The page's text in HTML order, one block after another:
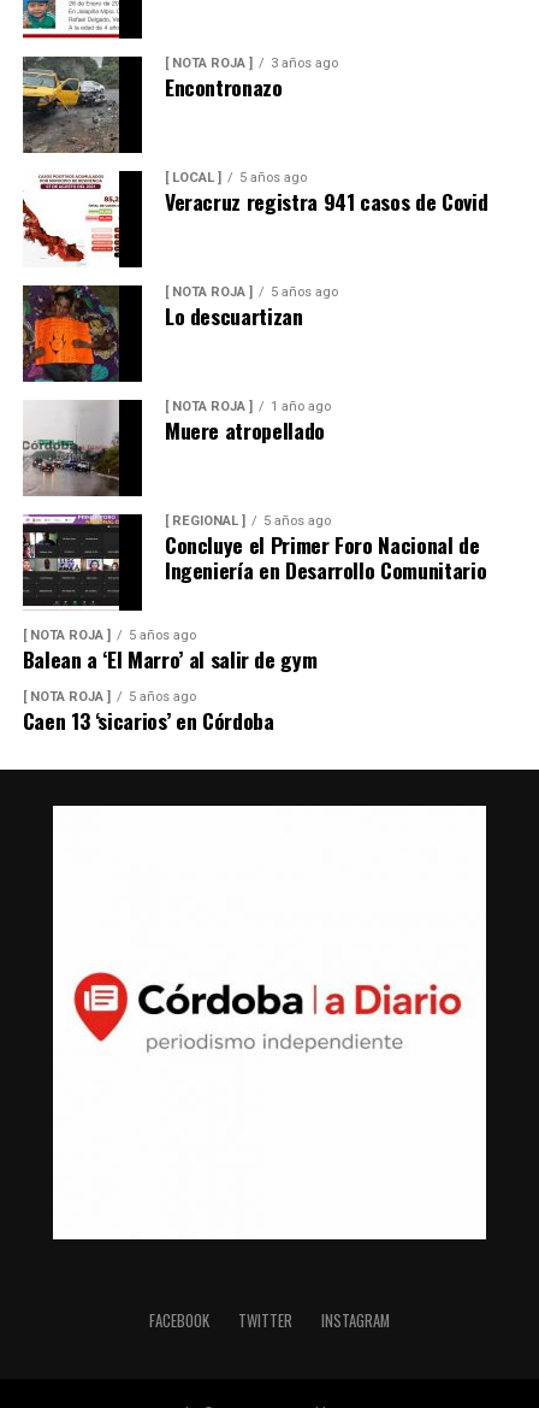
[ NOTA ROJA ] 3 años ago
Encontronazo
[ LOCAL ] 5 años ago
Veracruz registra 941 casos de Covid
[ NOTA ROJA ] 5 años ago
Lo descuartizan
[ NOTA ROJA ] 1 año ago
Muere atropellado
[ REGIONAL ] 5 años ago
Concluye el Primer Foro Nacional de
Ingeniería en Desarrollo Comunitario
[ NOTA ROJA ] 5 años ago
Balean a ‘El Marro’ al salir de gym
[ NOTA ROJA ] 5 años ago
Caen 13 ‘sicarios’ en Córdoba
FACEBOOK TWITTER INSTAGRAM